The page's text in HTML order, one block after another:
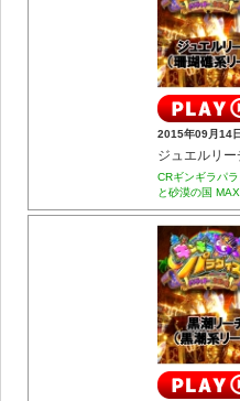
2015年09月14日
CRギンギラパ
と砂漠の国 MAX